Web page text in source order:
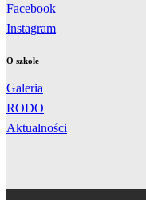
Facebook
Instagram
O szkole
Galeria
RODO
Aktualności